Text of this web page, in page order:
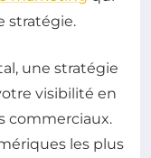
stratégie.